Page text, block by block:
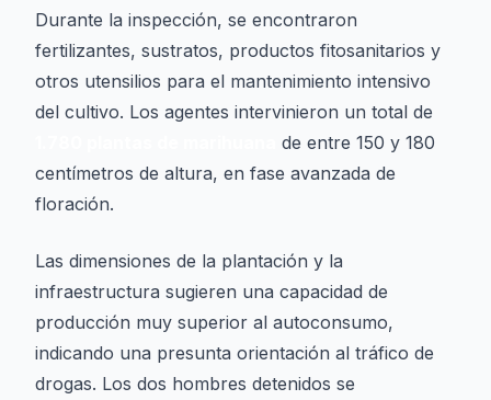
Durante la inspección, se encontraron
fertilizantes, sustratos, productos fitosanitarios y
otros utensilios para el mantenimiento intensivo
del cultivo. Los agentes intervinieron un total de
de entre 150 y 180
centímetros de altura, en fase avanzada de
floración.
Las dimensiones de la plantación y la
infraestructura sugieren una capacidad de
producción muy superior al autoconsumo,
indicando una presunta orientación al tráfico de
drogas. Los dos hombres detenidos se